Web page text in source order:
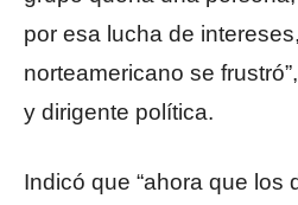
por esa lucha de
norteamericano se
y dirigente política.
Indicó que “ahora que los